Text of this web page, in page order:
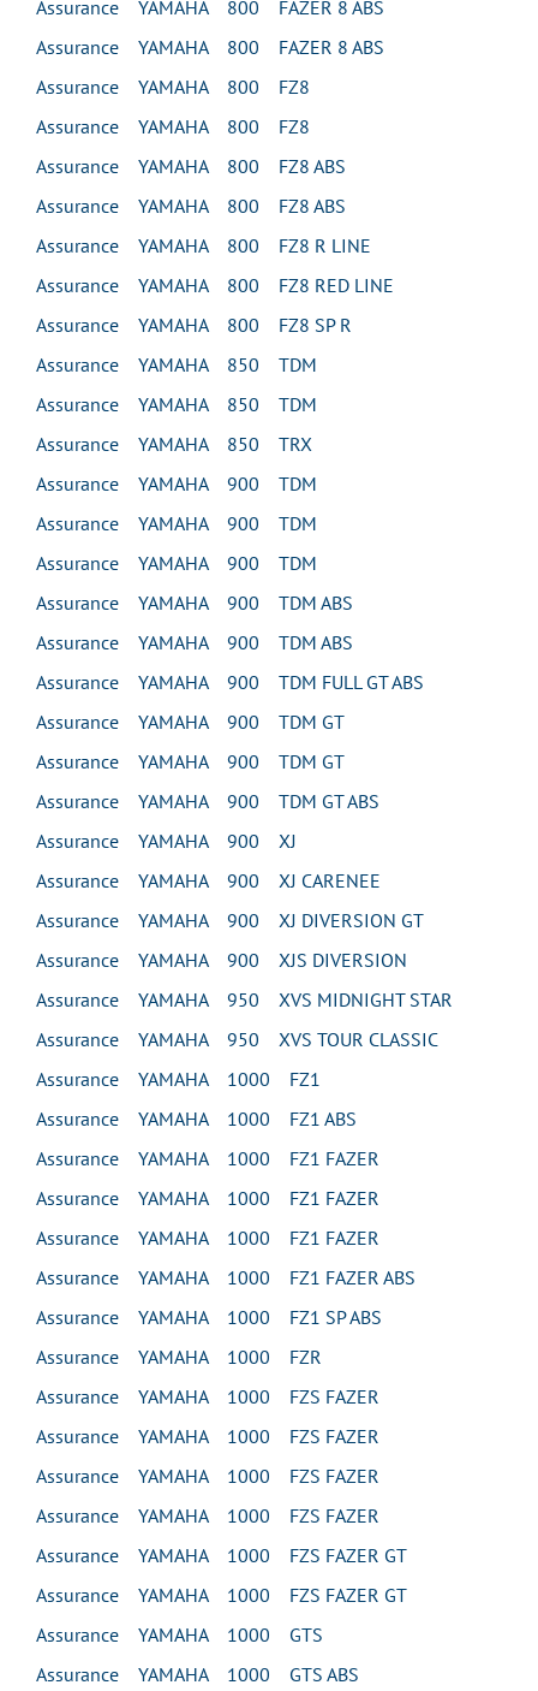
Assurance YAMAHA 800 FAZER 8 ABS
Assurance YAMAHA 800 FAZER 8 ABS
Assurance YAMAHA 800 FZ8
Assurance YAMAHA 800 FZ8
Assurance YAMAHA 800 FZ8 ABS
Assurance YAMAHA 800 FZ8 ABS
Assurance YAMAHA 800 FZ8 R LINE
Assurance YAMAHA 800 FZ8 RED LINE
Assurance YAMAHA 800 FZ8 SP R
Assurance YAMAHA 850 TDM
Assurance YAMAHA 850 TDM
Assurance YAMAHA 850 TRX
Assurance YAMAHA 900 TDM
Assurance YAMAHA 900 TDM
Assurance YAMAHA 900 TDM
Assurance YAMAHA 900 TDM ABS
Assurance YAMAHA 900 TDM ABS
Assurance YAMAHA 900 TDM FULL GT ABS
Assurance YAMAHA 900 TDM GT
Assurance YAMAHA 900 TDM GT
Assurance YAMAHA 900 TDM GT ABS
Assurance YAMAHA 900 XJ
Assurance YAMAHA 900 XJ CARENEE
Assurance YAMAHA 900 XJ DIVERSION GT
Assurance YAMAHA 900 XJS DIVERSION
Assurance YAMAHA 950 XVS MIDNIGHT STAR
Assurance YAMAHA 950 XVS TOUR CLASSIC
Assurance YAMAHA 1000 FZ1
Assurance YAMAHA 1000 FZ1 ABS
Assurance YAMAHA 1000 FZ1 FAZER
Assurance YAMAHA 1000 FZ1 FAZER
Assurance YAMAHA 1000 FZ1 FAZER
Assurance YAMAHA 1000 FZ1 FAZER ABS
Assurance YAMAHA 1000 FZ1 SP ABS
Assurance YAMAHA 1000 FZR
Assurance YAMAHA 1000 FZS FAZER
Assurance YAMAHA 1000 FZS FAZER
Assurance YAMAHA 1000 FZS FAZER
Assurance YAMAHA 1000 FZS FAZER
Assurance YAMAHA 1000 FZS FAZER GT
Assurance YAMAHA 1000 FZS FAZER GT
Assurance YAMAHA 1000 GTS
Assurance YAMAHA 1000 GTS ABS